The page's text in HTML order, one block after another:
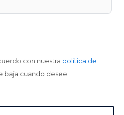
con nuestra política de
baja cuando desee.